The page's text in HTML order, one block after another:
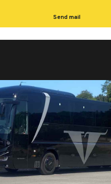
Send mail